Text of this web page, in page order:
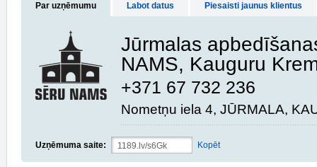
Par uzņēmumu Labot datus Piesaisti jaunus klientus
Jūrmalas
NAMS, Kauguru
+371 67 732 236
Nometņu iela 4, JŪRMALA,
Uzņēmuma saite: Kopēt